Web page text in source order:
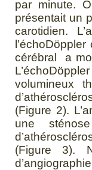
par minute.
présentait un
carotidien.
cérébral a
volumineux
(Figure 2).
une
(Figure 3).